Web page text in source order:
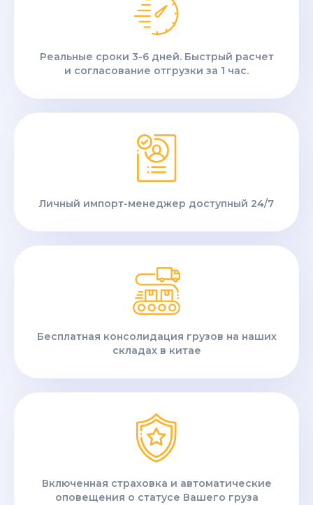
Реальные сроки 3-6 дней. Быстрый расчет
и согласование отгрузки за 1 час.
Личный импорт-менеджер доступный 24/7
Бесплатная консолидация грузов на наших
складах в китае
Включенная страховка и автоматические
оповещения о статусе Вашего груза